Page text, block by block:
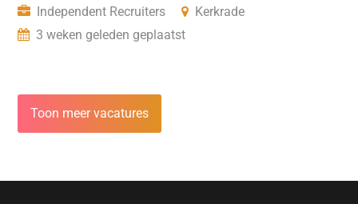
Independent Recruiters
Kerkrade
3 weken geleden geplaatst
Toon meer vacatures